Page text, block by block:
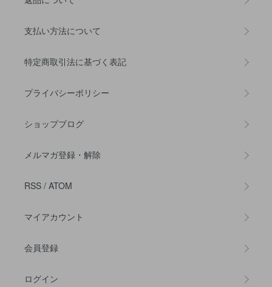
支払い方法について
特定商取引法に基づく表記
プライバシーポリシー
ショップブログ
メルマガ登録・解除
RSS / ATOM
マイアカウント
会員登録
ログイン